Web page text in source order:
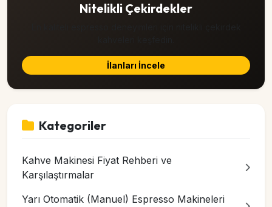
Nitelikli Çekirdekler
İlanları İncele
Kategoriler
Kahve Makinesi Fiyat Rehberi ve
Karşılaştırmalar
Yarı Otomatik (Manuel) Espresso Makineleri